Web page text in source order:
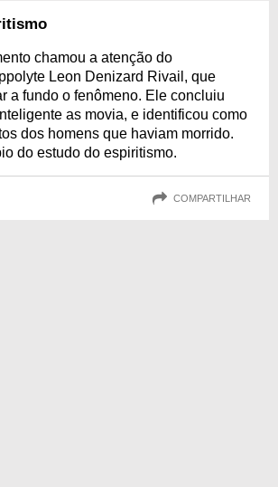
chamou a atenção do
Leon Denizard Rivail, que
a fundo o fenômeno. Ele concluiu
as movia, e identificou como
dos homens que haviam morrido.
do estudo do espiritismo.
COMPARTILHAR